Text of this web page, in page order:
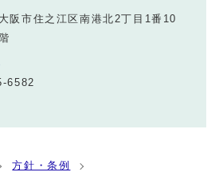
市住之江区南港北2丁目1番10
6582
方針・条例